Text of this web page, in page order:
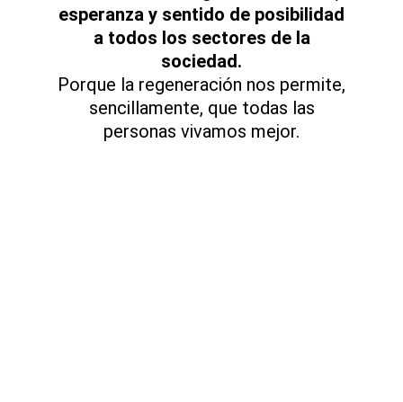
esperanza y sentido de posibilidad
a todos los sectores de la
sociedad.
Porque la regeneración nos permite,
sencillamente, que todas las
personas vivamos mejor.